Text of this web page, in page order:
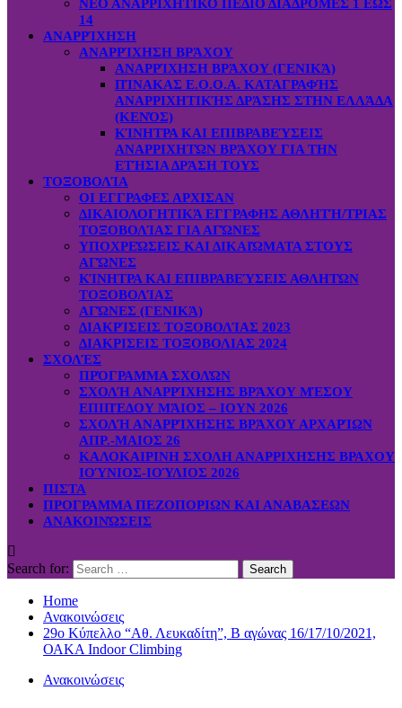
ΝΕΟ ΑΝΑΡΡΙΧΗΤΙΚΟ ΠΕΔΙΟ ΔΙΑΔΡΟΜΕΣ 1 ΕΩΣ
14
ΑΝΑΡΡΊΧΗΣΗ
ΑΝΑΡΡΊΧΗΣΗ ΒΡΆΧΟΥ
ΑΝΑΡΡΊΧΗΣΗ ΒΡΆΧΟΥ (ΓΕΝΙΚΆ)
ΠΊΝΑΚΑΣ Ε.Ο.Ο.Α. ΚΑΤΑΓΡΑΦΉΣ
ΑΝΑΡΡΙΧΗΤΙΚΉΣ ΔΡΆΣΗΣ ΣΤΗΝ ΕΛΛΆΔΑ
(ΚΕΝΌΣ)
ΚΊΝΗΤΡΑ ΚΑΙ ΕΠΙΒΡΑΒΕΎΣΕΙΣ
ΑΝΑΡΡΙΧΗΤΏΝ ΒΡΆΧΟΥ ΓΙΑ ΤΗΝ
ΕΤΉΣΙΑ ΔΡΆΣΗ ΤΟΥΣ
ΤΟΞΟΒΟΛΊΑ
ΟΙ ΕΓΓΡΑΦΕΣ ΑΡΧΙΣΑΝ
ΔΙΚΑΙΟΛΟΓΗΤΙΚΆ ΕΓΓΡΑΦΗΣ ΑΘΛΗΤΉ/ΤΡΙΑΣ
ΤΟΞΟΒΟΛΊΑΣ ΓΙΑ ΑΓΏΝΕΣ
ΥΠΟΧΡΕΏΣΕΙΣ ΚΑΙ ΔΙΚΑΙΏΜΑΤΑ ΣΤΟΥΣ
ΑΓΏΝΕΣ
ΚΊΝΗΤΡΑ ΚΑΙ ΕΠΙΒΡΑΒΕΎΣΕΙΣ ΑΘΛΗΤΏΝ
ΤΟΞΟΒΟΛΊΑΣ
ΑΓΏΝΕΣ (ΓΕΝΙΚΆ)
ΔΙΑΚΡΊΣΕΙΣ ΤΟΞΟΒΟΛΊΑΣ 2023
ΔΙΑΚΡΙΣΕΙΣ ΤΟΞΟΒΟΛΙΑΣ 2024
ΣΧΟΛΈΣ
ΠΡΌΓΡΑΜΜΑ ΣΧΟΛΏΝ
ΣΧΟΛΉ ΑΝΑΡΡΊΧΗΣΗΣ ΒΡΆΧΟΥ ΜΈΣΟΥ
ΕΠΙΠΈΔΟΥ ΜΆΙΟΣ – ΙΟΥΝ 2026
ΣΧΟΛΉ ΑΝΑΡΡΊΧΗΣΗΣ ΒΡΆΧΟΥ ΑΡΧΑΡΊΩΝ
ΑΠΡ.-ΜΑΙΟΣ 26
ΚΑΛΟΚΑΙΡΙΝΗ ΣΧΟΛΗ ΑΝΑΡΡΙΧΗΣΗΣ ΒΡΑΧΟΥ
ΙΟΎΝΙΟΣ-ΙΟΎΛΙΟΣ 2026
ΠΙΣΤΑ
ΠΡΟΓΡΑΜΜΑ ΠΕΖΟΠΟΡΙΩΝ ΚΑΙ ΑΝΑΒΑΣΕΩΝ
ΑΝΑΚΟΙΝΏΣΕΙΣ
Search for:
Home
Ανακοινώσεις
29ο Κύπελλο “Αθ. Λευκαδίτη”, Β αγώνας 16/17/10/2021,
ΟΑΚΑ Indoor Climbing
Ανακοινώσεις